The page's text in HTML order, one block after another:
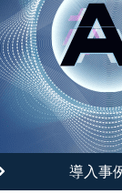
導入事